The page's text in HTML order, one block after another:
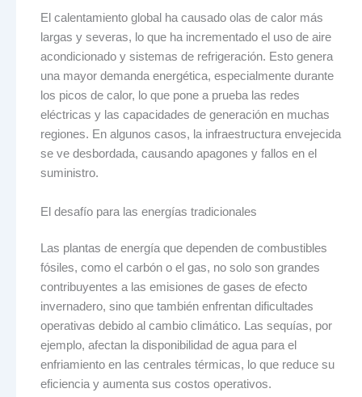
El calentamiento global ha causado olas de calor más
largas y severas, lo que ha incrementado el uso de aire
acondicionado y sistemas de refrigeración. Esto genera
una mayor demanda energética, especialmente durante
los picos de calor, lo que pone a prueba las redes
eléctricas y las capacidades de generación en muchas
regiones. En algunos casos, la infraestructura envejecida
se ve desbordada, causando apagones y fallos en el
suministro.
El desafío para las energías tradicionales
Las plantas de energía que dependen de combustibles
fósiles, como el carbón o el gas, no solo son grandes
contribuyentes a las emisiones de gases de efecto
invernadero, sino que también enfrentan dificultades
operativas debido al cambio climático. Las sequías, por
ejemplo, afectan la disponibilidad de agua para el
enfriamiento en las centrales térmicas, lo que reduce su
eficiencia y aumenta sus costos operativos.